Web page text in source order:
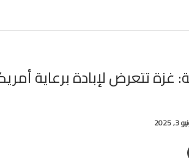
غزة تتعرض لإبادة برعاية
2025